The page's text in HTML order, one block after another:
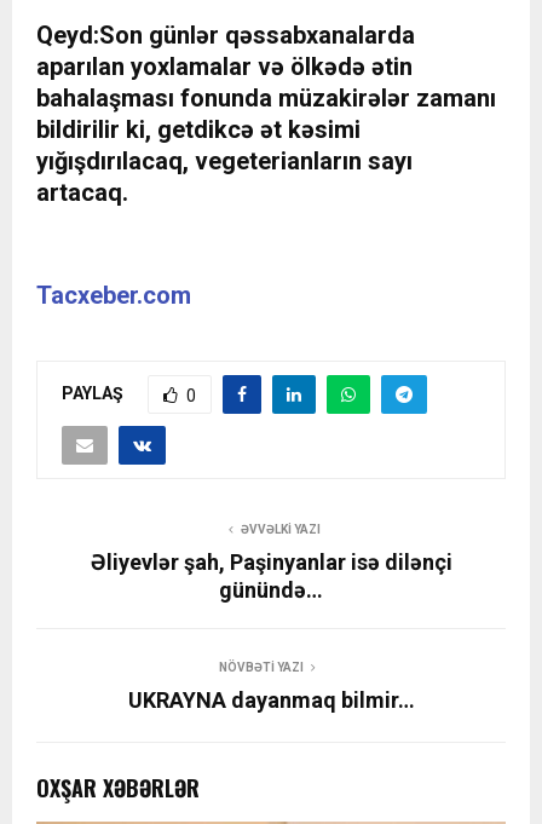
Qeyd:Son günlər qəssabxanalarda
aparılan yoxlamalar və ölkədə ətin
bahalaşması fonunda müzakirələr zamanı
bildirilir ki, getdikcə ət kəsimi
yığışdırılacaq, vegeterianların sayı
artacaq.
Tacxeber.com
PAYLAŞ 0
ƏVVƏLKI YAZI
Əliyevlər şah, Paşinyanlar isə dilənçi
günündə…
NÖVBƏTI YAZI
UKRAYNA dayanmaq bilmir…
OXŞAR XƏBƏRLƏR